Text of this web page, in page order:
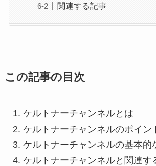
関連する記事
この記事の目次
ケルトナーチャンネルとは
ケルトナーチャンネルのポイン
ケルトナーチャンネルの基本的
ケルトナーチャンネルと関連す